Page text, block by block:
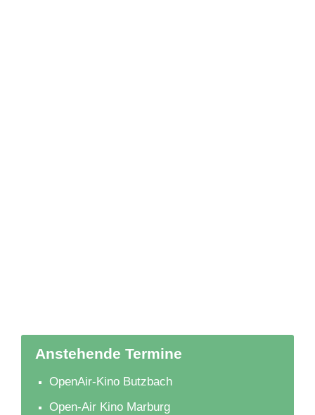
Anstehende Termine
OpenAir-Kino Butzbach
Open-Air Kino Marburg